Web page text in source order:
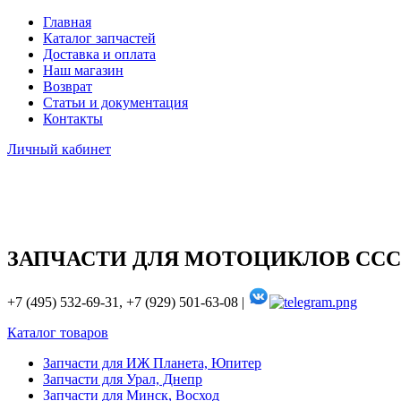
Главная
Каталог запчастей
Доставка и оплата
Наш магазин
Возврат
Статьи и документация
Контакты
Личный кабинет
ЗАПЧАСТИ ДЛЯ МОТОЦИКЛОВ
+7 (495) 532-69-31, +7 (929) 501-63-08 |
Каталог товаров
Запчасти для ИЖ Планета, Юпитер
Запчасти для Урал, Днепр
Запчасти для Минск, Восход